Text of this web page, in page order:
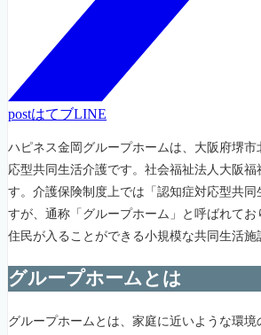
postはてブLINE
ハピネス金岡グループホームは、大阪府堺
応型共同生活介護です。社会福祉法人大阪福
す。介護保険制度上では「認知症対応型共同
すが、通称「グループホーム」と呼ばれて
住民が入ることができる小規模な共同生活施
グループホームとは
グループホームとは、家庭に近いような環